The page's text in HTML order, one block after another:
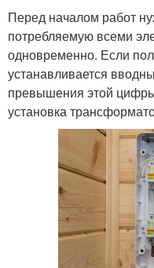
Перед началом работ
потребляемую всеми
одновременно. Если
устанавливается
превышения этой
установка